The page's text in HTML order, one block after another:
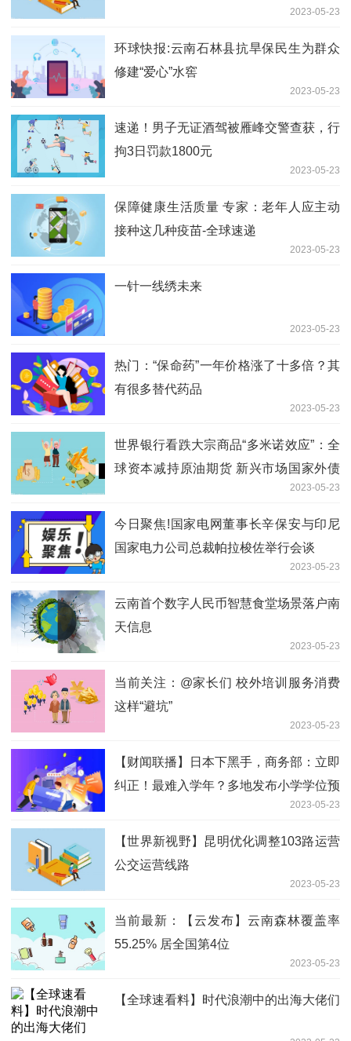
2023-05-23
环球快报:云南石林县抗旱保民生为群众
修建“爱心”水窖
2023-05-23
速递！男子无证酒驾被雁峰交警查获，行
拘3日罚款1800元
2023-05-23
保障健康生活质量 专家：老年人应主动
接种这几种疫苗-全球速递
2023-05-23
一针一线绣未来
2023-05-23
热门：“保命药”一年价格涨了十多倍？其
有很多替代药品
2023-05-23
世界银行看跌大宗商品“多米诺效应”：全
球资本减持原油期货 新兴市场国家外债
2023-05-23
今日聚焦!国家电网董事长辛保安与印尼
国家电力公司总裁帕拉梭佐举行会谈
2023-05-23
云南首个数字人民币智慧食堂场景落户南
天信息
2023-05-23
当前关注：@家长们 校外培训服务消费
这样“避坑”
2023-05-23
【财闻联播】日本下黑手，商务部：立即
纠正！最难入学年？多地发布小学学位预
2023-05-23
【世界新视野】昆明优化调整103路运营
公交运营线路
2023-05-23
当前最新：【云发布】云南森林覆盖率
55.25% 居全国第4位
2023-05-23
【全球速看料】时代浪潮中的出海大佬们